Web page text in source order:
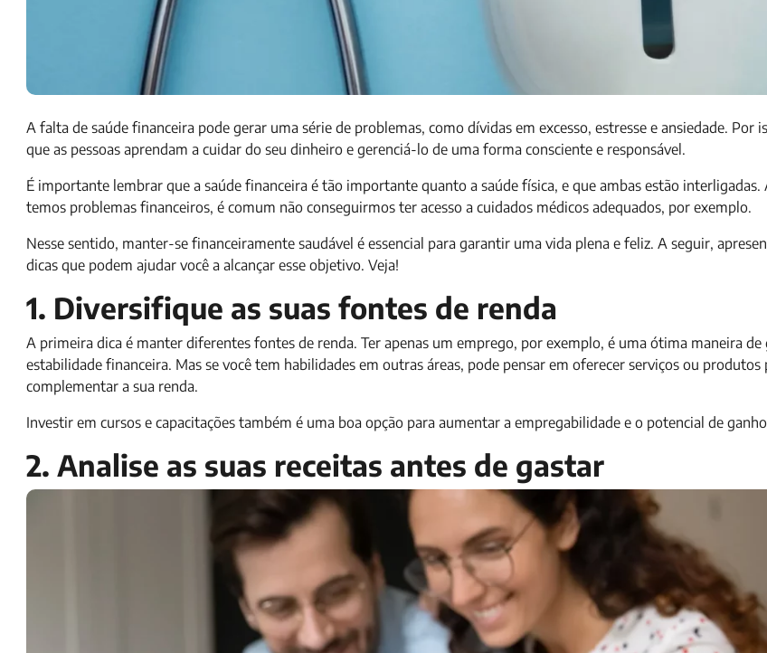
A falta de saúde financeira pode gerar uma série de problemas, como dívidas em excesso, estresse e ansiedade. Por
que as pessoas aprendam a cuidar do seu dinheiro e gerenciá-lo de uma forma consciente e responsável.
É importante lembrar que a saúde financeira é tão importante quanto a saúde física, e que ambas estão
temos problemas financeiros, é comum não conseguirmos ter acesso a cuidados médicos adequados, por exemplo.
Nesse sentido, manter-se financeiramente saudável é essencial para garantir uma vida plena e feliz. A seguir,
dicas que podem ajudar você a alcançar esse objetivo. Veja!
1. Diversifique as suas fontes de renda
A primeira dica é manter diferentes fontes de renda. Ter apenas um emprego, por exemplo, é uma ótima maneira
estabilidade financeira. Mas se você tem habilidades em outras áreas, pode pensar em oferecer serviços ou produtos
complementar a sua renda.
Investir em cursos e capacitações também é uma boa opção para aumentar a empregabilidade e o potencial de
2. Analise as suas receitas antes de gastar